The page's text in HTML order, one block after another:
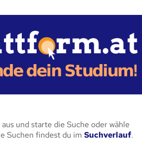
und starte die Suche oder wähle
Suchen findest du im Suchverlauf.